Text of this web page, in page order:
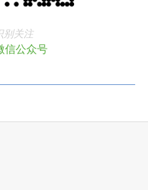
别关注
信公众号